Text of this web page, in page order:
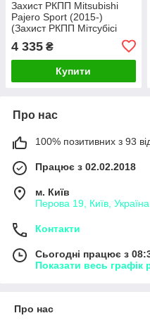
Захист РКПП Mitsubishi
Pajero Sport (2015-)
(Захист РКПП Мітсубісі
Паджеро Спорт) Полігон-
Авто
4 335 ₴
Купити
Про нас
100% позитивних з 93
Працює з 02.02.2018
м. Київ
Перова 19, Київ, Україна
Контакти
Сьогодні працює з
Показати весь графік
Про нас